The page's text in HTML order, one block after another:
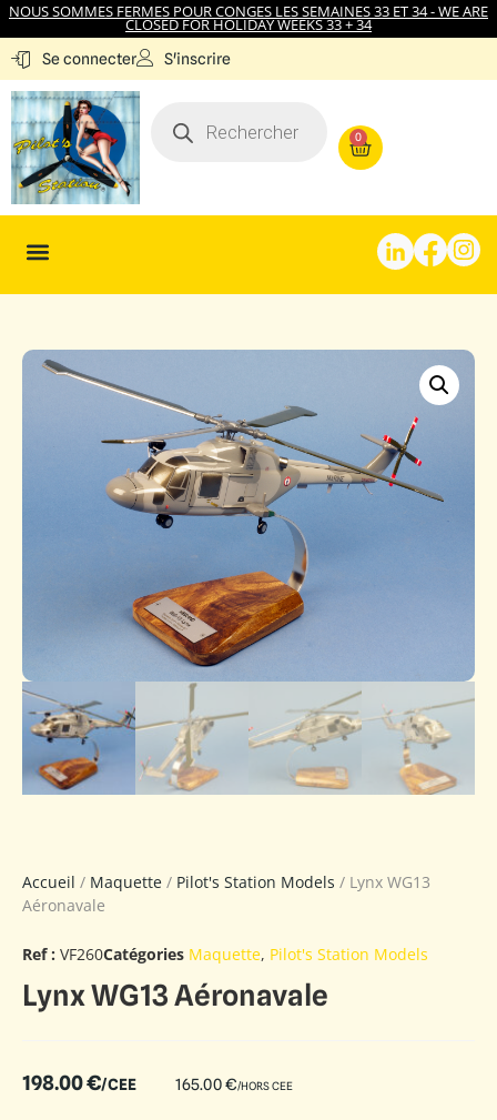
NOUS SOMMES FERMES POUR CONGES LES SEMAINES 33 ET 34 - WE ARE
CLOSED FOR HOLIDAY WEEKS 33 + 34
Se connecter S'inscrire
0
Accueil / Maquette / Pilot's Station Models / Lynx WG13
Aéronavale
Ref : VF260Catégories Maquette, Pilot's Station Models
Lynx WG13 Aéronavale
198.00€/CEE 165.00€/HORS CEE